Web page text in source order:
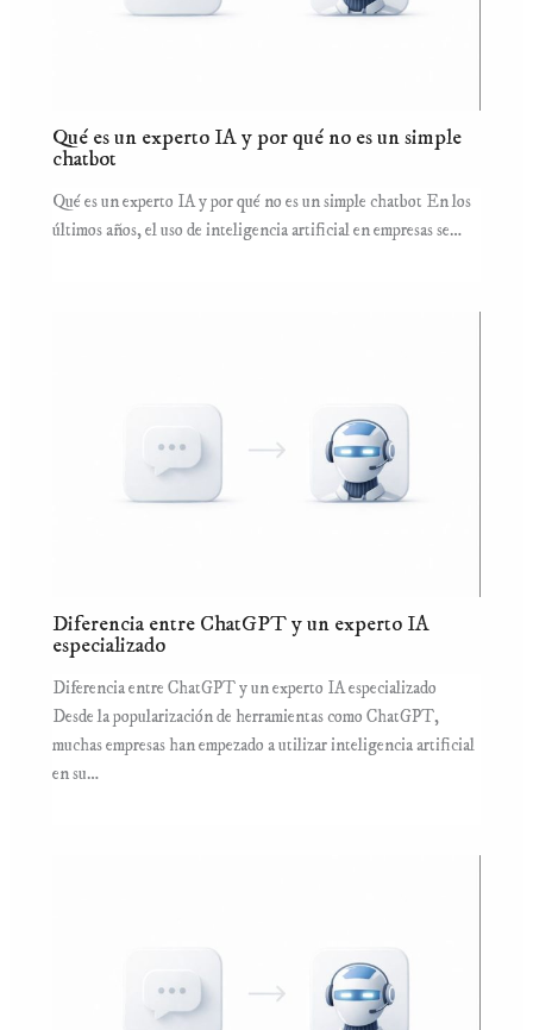
Qué es un experto IA y por qué no es un simple
chatbot
Qué es un experto IA y por qué no es un simple chatbot En los
últimos años, el uso de inteligencia artificial en empresas se…
Diferencia entre ChatGPT y un experto IA
especializado
Diferencia entre ChatGPT y un experto IA especializado
Desde la popularización de herramientas como ChatGPT,
muchas empresas han empezado a utilizar inteligencia artificial
en su…